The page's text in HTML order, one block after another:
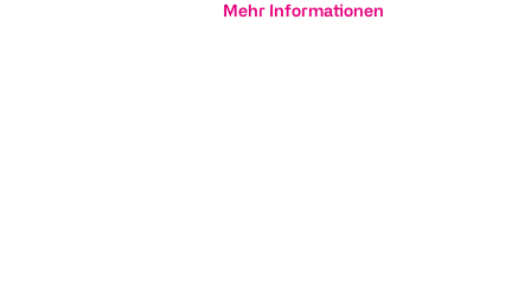
Mehr Informationen